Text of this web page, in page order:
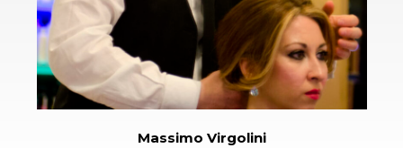
Massimo Virgolini